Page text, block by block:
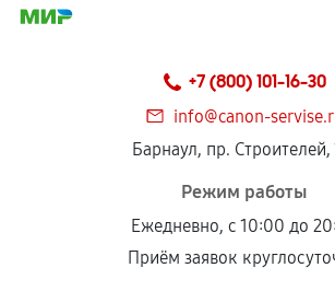
+7 (800) 101-16-30
info@canon-
Барнаул, пр. Строителей,
Режим работы
Ежедневно, с 10:00 до
Приём заявок